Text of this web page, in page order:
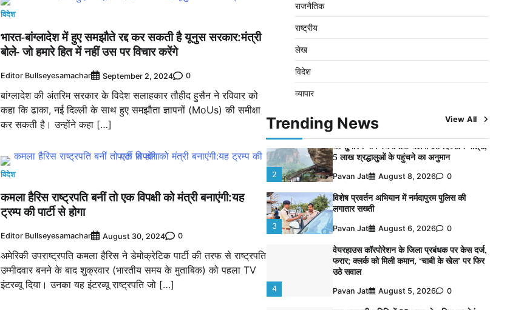
विदेश
भारत-बांग्लादेश में हुए समझौते रद्द कर सकती है यूनुस सरकार:मंत्री
बोले- जो हमारे हित में नहीं उस पर विचार करेंगे
Editor Bullseyesamachar September 2, 2024 0
बांग्लादेश की अंतरिम सरकार के विदेश सलाहकार तौहीद हुसैन ने रविवार को
कहा कि ढाका, नई दिल्ली के साथ हुए समझौता ज्ञापनों (MoUs) की समीक्षा
कर सकती है। उन्होंने कहा […]
विदेश
कमला हैरिस राष्ट्रपति बनीं तो एक विपक्षी को मंत्री बनाएंगी:यह
ट्रम्प की पार्टी से होगा
Editor Bullseyesamachar August 30, 2024 0
अमेरिकी उपराष्ट्रपति कमला हैरिस ने डेमोक्रेटिक पार्टी की तरफ से राष्ट्रपति
उम्मीदवार बनने के बाद शुक्रवार (भारतीय समय के मुताबिक) को पहला TV
इंटरव्यू दिया। उनका यह इंटरव्यू राष्ट्रपति जो […]
राजनैतिक
राष्ट्रीय
लेख
विदेश
व्यापार
Trending News View All
नपा सहकारी समिति में 25 लाख से अधिक का गेहूं
लौटाया
Pavan Jat August 5, 2026 0
बिजली आपूर्ति और मूंग खरीदी की समस्याओं को लेकर
0
2
का शुभारंभ नाग पंचमी तक चलेगी 10 दिवसीय यात्रा,
5 लाख श्रद्धालुओं के पहुंचने का अनुमान
Pavan Jat August 8, 2026 0
3
विशेष प्रवर्तन अभियान में नर्मदापुरम पुलिस की
लगातार सख्ती
Pavan Jat August 6, 2026 0
4
वेयरहाउस कॉरपोरेशन के जिला प्रबंधक पर केस दर्ज,
फरार; क्लर्क को मिली कमान, ‘चाबी के खेल’ पर फिर
उठे सवाल
Pavan Jat August 5, 2026 0